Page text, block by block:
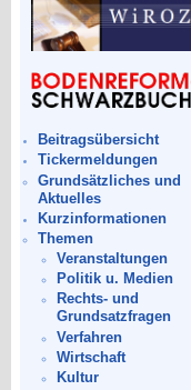
Beitragsübersicht
Tickermeldungen
Grundsätzliches und
Aktuelles
Kurzinformationen
Themen
Veranstaltungen
Politik u. Medien
Rechts- und
Grundsatzfragen
Verfahren
Wirtschaft
Kultur